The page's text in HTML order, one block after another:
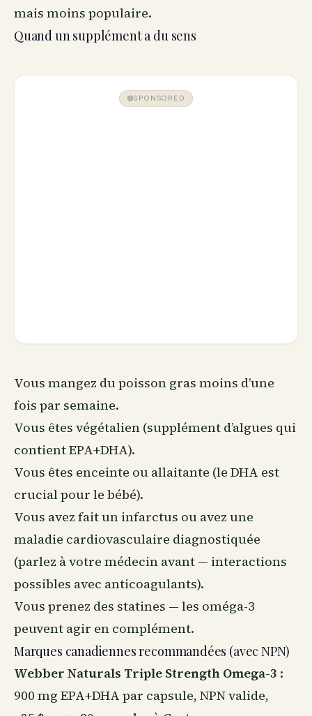
mais moins populaire.
Quand un supplément a du sens
SPONSORED
Vous mangez du poisson gras moins d’une
fois par semaine.
Vous êtes végétalien (supplément d’algues qui
contient EPA+DHA).
Vous êtes enceinte ou allaitante (le DHA est
crucial pour le bébé).
Vous avez fait un infarctus ou avez une
maladie cardiovasculaire diagnostiquée
(parlez à votre médecin avant — interactions
possibles avec anticoagulants).
Vous prenez des statines — les oméga-3
peuvent agir en complément.
Marques canadiennes recommandées (avec NPN)
Webber Naturals Triple Strength Omega-3 :
900 mg EPA+DHA par capsule, NPN valide,